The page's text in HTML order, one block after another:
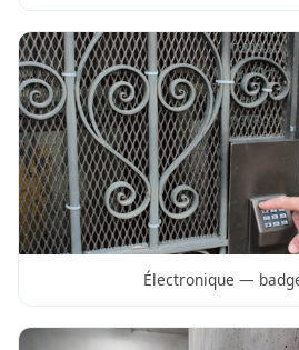
Électronique —